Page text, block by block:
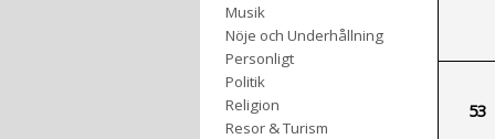
Musik
Nöje och Underhållning
Personligt
Politik
Religion
Resor & Turism
53